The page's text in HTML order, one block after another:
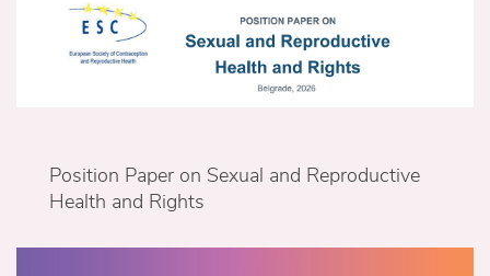
Position Paper on Sexual and Reproductive
Health and Rights